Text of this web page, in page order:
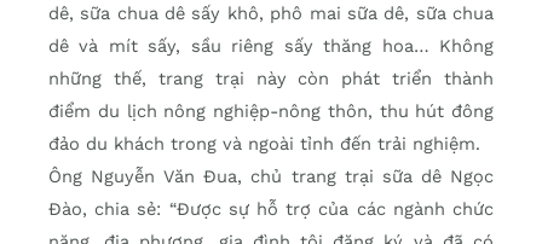
dê, sữa chua dê sấy khô, phô mai sữa dê, sữa chua
dê và mít sấy, sầu riêng sấy thăng hoa… Không
những thế, trang trại này còn phát triển thành
điểm du lịch nông nghiệp-nông thôn, thu hút đông
đảo du khách trong và ngoài tỉnh đến trải nghiệm.
Ông Nguyễn Văn Đua, chủ trang trại sữa dê Ngọc
Đào, chia sẻ: “Được sự hỗ trợ của các ngành chức